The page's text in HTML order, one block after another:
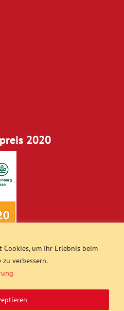
Cookies, um Ihr Erlebnis beim
verbessern.
2020